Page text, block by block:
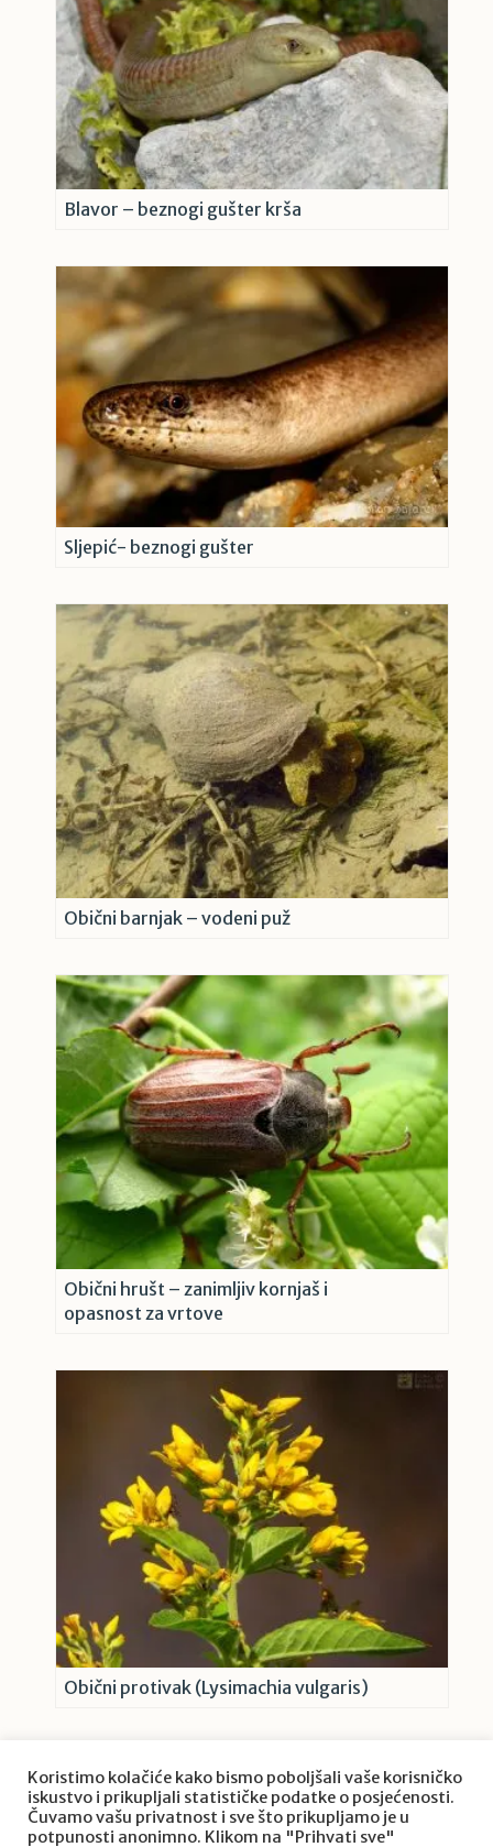
Blavor – beznogi gušter krša
Sljepić- beznogi gušter
Obični barnjak – vodeni puž
Obični hrušt – zanimljiv kornjaš i
opasnost za vrtove
Obični protivak (Lysimachia vulgaris)
Koristimo kolačiće kako bismo poboljšali vaše korisničko
iskustvo i prikupljali statističke podatke o posjećenosti.
Čuvamo vašu privatnost i sve što prikupljamo je u
potpunosti anonimno. Klikom na "Prihvati sve"